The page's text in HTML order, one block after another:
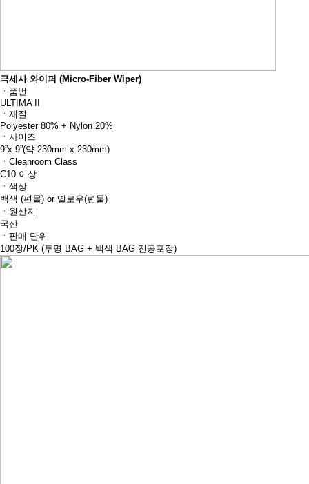
극세사 와이퍼 (Micro-Fiber Wiper)
ㆍ품번
ULTIMA II
ㆍ재질
Polyester 80% + Nylon 20%
ㆍ사이즈
9”x 9”(약 230mm x 230mm)
ㆍCleanroom Class
C10 이상
ㆍ색상
백색 (편물) or 옐로우(편물)
ㆍ원산지
국산
ㆍ판매 단위
100장/PK (투명 BAG + 백색 BAG 진공포장)